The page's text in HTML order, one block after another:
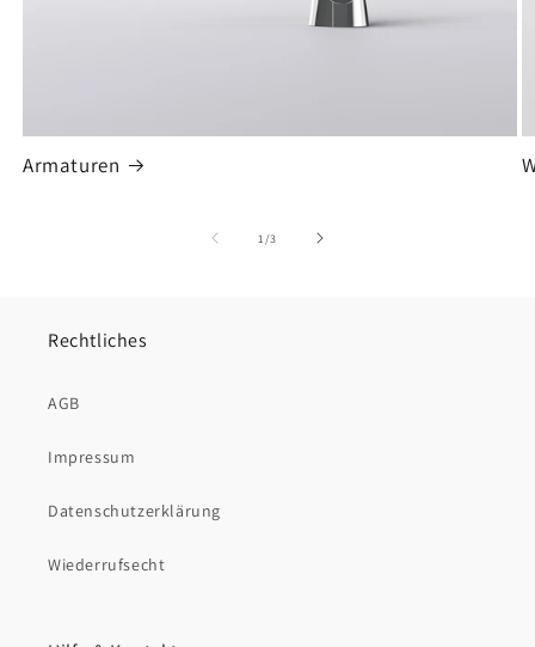
Armaturen
1 /von
3
Rechtliches
AGB
Impressum
Datenschutzerklärung
Wiederrufsecht